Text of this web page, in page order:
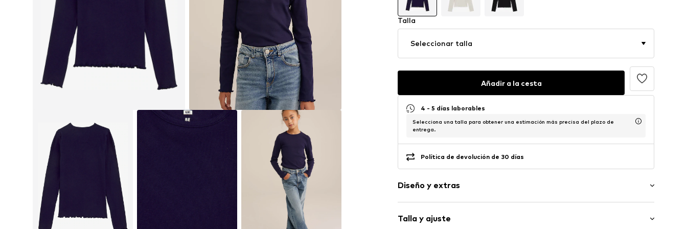
Talla
Seleccionar talla
Añadir a la cesta
4 - 5 días laborables
Selecciona una talla para obtener una estimación más precisa del plazo de
entrega.
Política de devolución de 30 días
Diseño y extras
Algodón
Talla y ajuste